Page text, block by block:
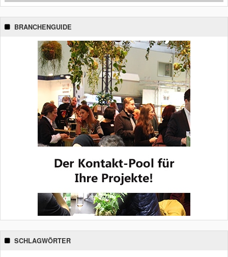
BRANCHENGUIDE
SCHLAGWÖRTER